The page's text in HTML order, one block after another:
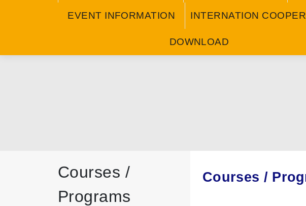
EVENT INFORMATION INTERNATION
DOWNLOAD
Courses /
Programs
Courses /